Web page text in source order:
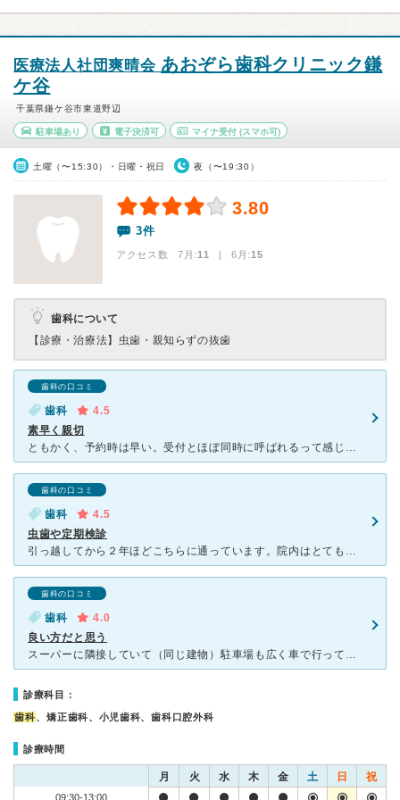
医療法人社団爽晴会 あおぞら歯科クリニック鎌
ケ谷
千葉県鎌ケ谷市東道野辺
駐車場あり 電子決済可 マイナ受付 (スマホ可)
土曜（〜15:30）・日曜・祝日 夜（〜19:30）
3.80
3件
アクセス数 7月:11 | 6月:15
歯科について
【診療・治療法】 虫歯・親知らずの抜歯
歯科の口コミ
歯科
4.5
素早く親切
ともかく、予約時は早い。受付とほぼ同時に呼ばれるって感じである。かぶせ物が取れてしまったときには、朝電話すれば、当日中に治療が可能である。スケーリングでお世話になっているが、歯科衛生士さんのレベルも高
歯科の口コミ
歯科
4.5
虫歯や定期検診
引っ越してから２年ほどこちらに通っています。院内はとても清潔で半個室？で診て貰えます。部屋の壁があおぞらで精神的に落ち着く感じです。担当の先生は若いですが、適切な処置をして頂き安心して任せております。
歯科の口コミ
歯科
4.0
良い方だと思う
スーパーに隣接していて（同じ建物）駐車場も広く車で行って止める場所に困ることはありません。遠くから通ってる知り合いもいます。 新しいということもありますが、キレイで清潔感がある歯科です。奥には小さい
診療科目：
歯科、矯正歯科、小児歯科、歯科口腔外科
診療時間
月 火 水 木 金 土 日 祝
09:30-13:00